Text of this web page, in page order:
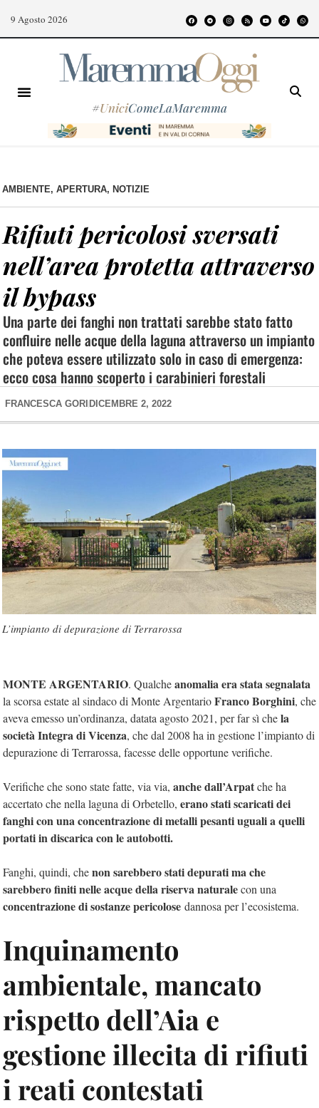
9 Agosto 2026
#UniciComeLaMaremma
AMBIENTE, APERTURA, NOTIZIE
Rifiuti pericolosi sversati
nell’area protetta attraverso
il bypass
Una parte dei fanghi non trattati sarebbe stato fatto
confluire nelle acque della laguna attraverso un impianto
che poteva essere utilizzato solo in caso di emergenza:
ecco cosa hanno scoperto i carabinieri forestali
FRANCESCA GORI DICEMBRE 2, 2022
L’impianto di depurazione di Terrarossa
MONTE ARGENTARIO. Qualcheanomalia era stata segnalata
la scorsa estate al sindaco di Monte ArgentarioFranco Borghini, che
aveva emesso un’ordinanza, datata agosto 2021, per far sì chela
società Integra di Vicenza, che dal 2008 ha in gestione l’impianto di
depurazione di Terrarossa, facesse delle opportune verifiche.
Verifiche che sono state fatte, via via, anche dall’Arpatche ha
accertato che nella laguna di Orbetello, erano stati scaricati dei
fanghi con una concentrazione di metalli pesanti uguali a quelli
portati in discarica con le autobotti.
Fanghi, quindi, chenon sarebbero stati depurati ma che
sarebbero finiti nelle acque della riserva naturalecon una
concentrazione di sostanze pericolose dannosa per l’ecosistema.
Inquinamento
ambientale, mancato
rispetto dell’Aia e
gestione illecita di rifiuti
i reati contestati